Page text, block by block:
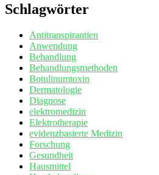
Schlagwörter
Antitranspirantien
Anwendung
Behandlung
Behandlungsmethoden
Botulinumtoxin
Dermatologie
Diagnose
elektromedizin
Elektrotherapie
evidenzbasierte Medizin
Forschung
Gesundheit
Hausmittel